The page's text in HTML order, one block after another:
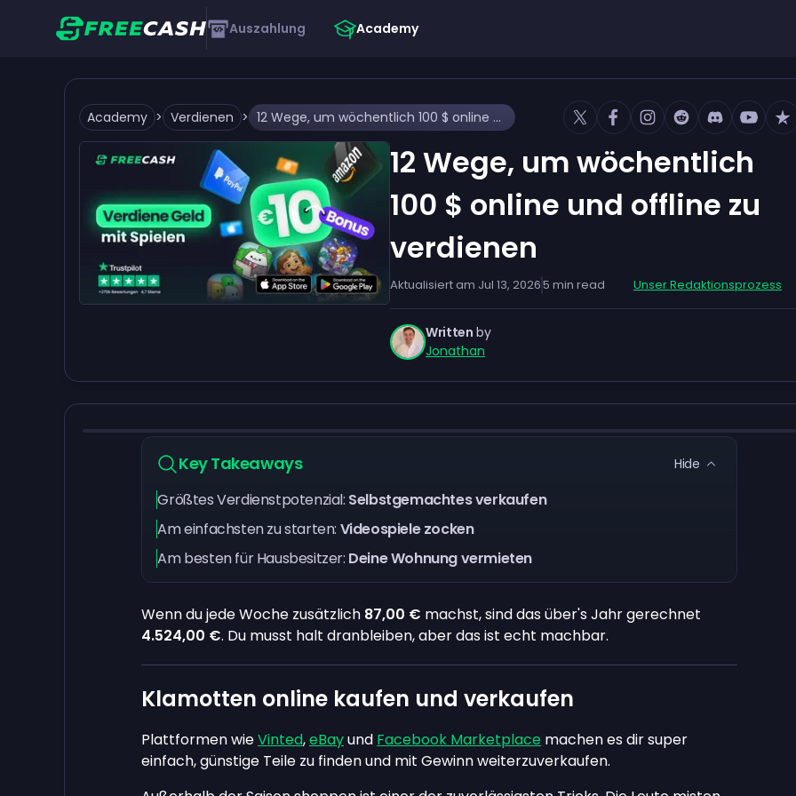
Auszahlung Academy
Academy > Verdienen > 12 Wege, um wöchentlich 100 $ online und offline zu verdienen
12 Wege, um wöchentlich
100 $ online und offline zu
verdienen
Aktualisiert am Jul 13, 20265 min read Unser Redaktionsprozess
Written by
Jonathan
Key Takeaways Hide
Größtes Verdienstpotenzial: Selbstgemachtes verkaufen
Am einfachsten zu starten: Videospiele zocken
Am besten für Hausbesitzer: Deine Wohnung vermieten
Wenn du jede Woche zusätzlich 87,00 € machst, sind das über's Jahr gerechnet
4.524,00 €. Du musst halt dranbleiben, aber das ist echt machbar.
Klamotten online kaufen und verkaufen
Plattformen wieVinted,eBayund Facebook Marketplace machen es dir super
einfach, günstige Teile zu finden und mit Gewinn weiterzuverkaufen.